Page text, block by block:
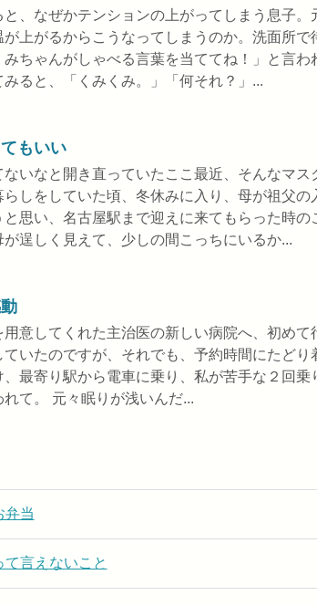
と、なぜかテンションの上がってしまう息子。
上がるからこうなってしまうのか。洗面所で
ちゃんがしゃべる言葉を当ててね！」と言
ると、「くみくみ。」「何それ？」...
もいい
ないなと開き直っていたここ最近、そんなマ
しをしていた頃、冬休みに入り、母が祖父
と思い、名古屋駅まで迎えに来てもらった時
逞しく見えて、少しの間こっちにいるか...
意してくれた主治医の新しい病院へ、初めて
いたのですが、それでも、予約時間にたど
、最寄り駅から電車に乗り、私が苦手な２回乗
て。 元々眠りが浅いんだ...
弁当
て言えないこと